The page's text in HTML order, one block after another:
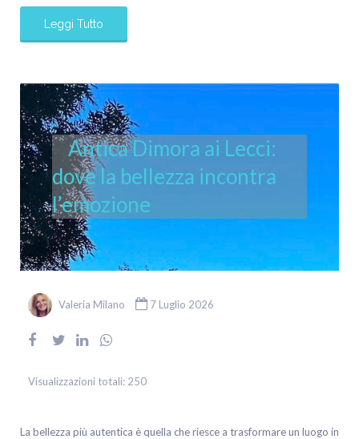
Leggi Tutto
Antica Dimora ai Lecci:
dove la bellezza incontra
l’emozione
Valeria Milano 7 Luglio 2026
Visualizzazioni totali: 250
La bellezza più autentica è quella che riesce a trasformare un luogo in